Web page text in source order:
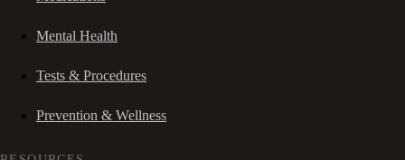
Mental Health
Tests & Procedures
Prevention & Wellness